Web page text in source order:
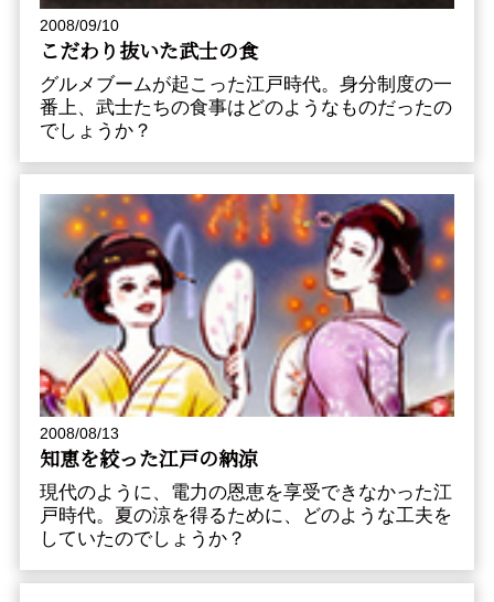
2008/09/10
こだわり抜いた武士の食
グルメブームが起こった江戸時代。身分制度の一
番上、武士たちの食事はどのようなものだったの
でしょうか？
2008/08/13
知恵を絞った江戸の納涼
現代のように、電力の恩恵を享受できなかった江
戸時代。夏の涼を得るために、どのような工夫を
していたのでしょうか？